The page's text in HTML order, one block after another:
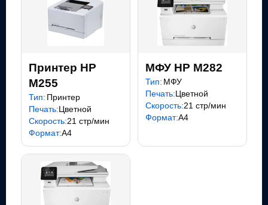
Принтер HP
M255
Тип: Принтер
Печать:Цветной
Скорость:21 стр/мин
Формат:A4
МФУ HP M282
Тип: МФУ
Печать:Цветной
Скорость:21 стр/мин
Формат:A4